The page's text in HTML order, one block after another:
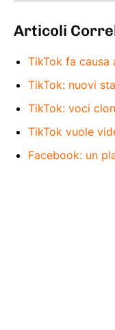
Articoli
TikTok fa causa
TikTok: nuovi
TikTok: voci
TikTok vuole
Facebook: un